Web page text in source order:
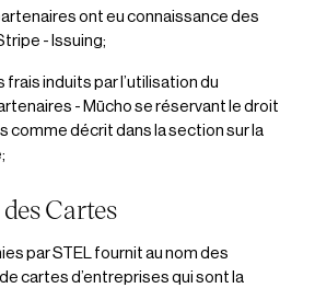
ont eu connaissance des
- Issuing;
induits par l’utilisation du
- Mūcho se réservant le droit
comme décrit dans la section sur la
Cartes
par STEL fournit au nom des
cartes d’entreprises qui sont la